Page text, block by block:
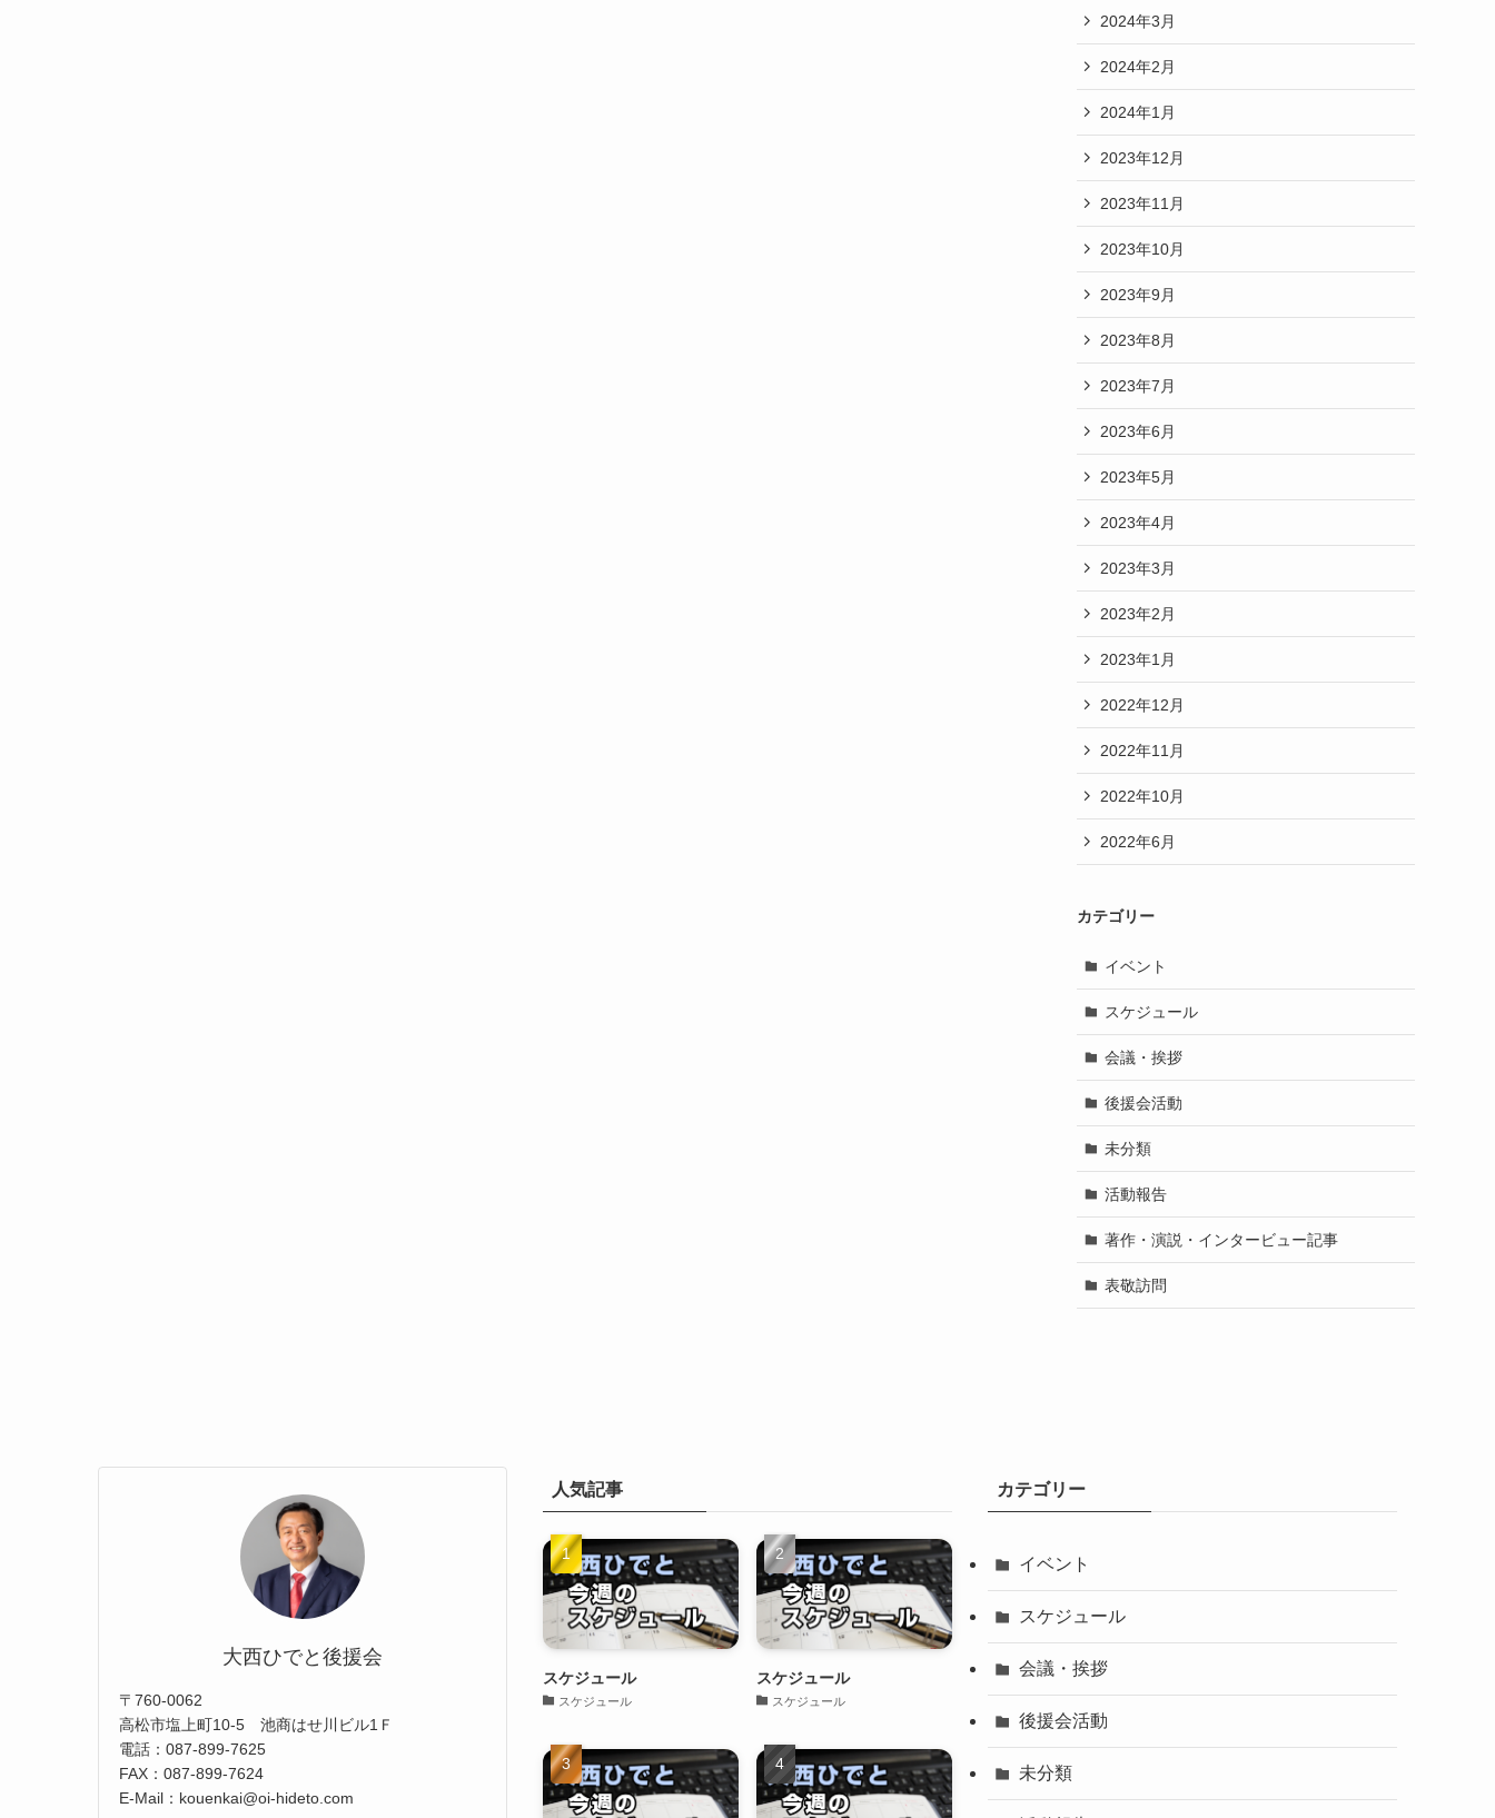
2024年3月
2024年2月
2024年1月
2023年12月
2023年11月
2023年10月
2023年9月
2023年8月
2023年7月
2023年6月
2023年5月
2023年4月
2023年3月
2023年2月
2023年1月
2022年12月
2022年11月
2022年10月
2022年6月
カテゴリー
イベント
スケジュール
会議・挨拶
後援会活動
未分類
活動報告
著作・演説・インタービュー記事
表敬訪問
大西ひでと後援会
〒760-0062
高松市塩上町10-5 池商はせ川ビル1Ｆ
電話：087-899-7625
FAX：087-899-7624
E-Mail：kouenkai@oi-hideto.com
人気記事
スケジュール
スケジュール
スケジュール
スケジュール
カテゴリー
イベント
スケジュール
会議・挨拶
後援会活動
未分類